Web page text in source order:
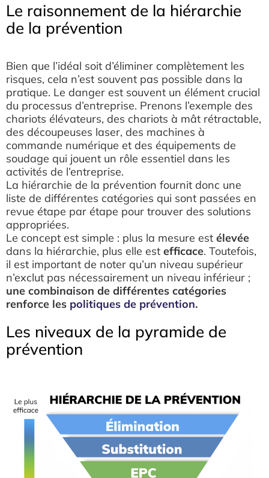
Le raisonnement de la hiérarchie
de la prévention
Bien que l’idéal soit d’éliminer complètement les
risques, cela n’est souvent pas possible dans la
pratique. Le danger est souvent un élément crucial
du processus d’entreprise. Prenons l’exemple des
chariots élévateurs, des chariots à mât rétractable,
des découpeuses laser, des machines à
commande numérique et des équipements de
soudage qui jouent un rôle essentiel dans les
activités de l’entreprise.
La hiérarchie de la prévention fournit donc une
liste de différentes catégories qui sont passées en
revue étape par étape pour trouver des solutions
appropriées.
Le concept est simple : plus la mesure est élevée
dans la hiérarchie, plus elle est efficace. Toutefois,
il est important de noter qu’un niveau supérieur
n’exclut pas nécessairement un niveau inférieur ;
une combinaison de différentes catégories
renforce les politiques de prévention.
Les niveaux de la pyramide de
prévention